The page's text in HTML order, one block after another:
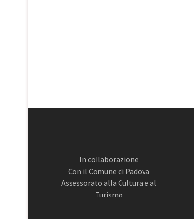
In collaborazione
Con il Comune di Padova
Assessorato alla Cultura e al
Turismo